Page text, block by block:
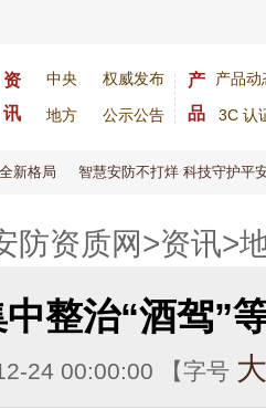
资
讯
中央 权威发布
地方 公示公告
产
品
产品动
3C 认
新格局 智慧安防不打烊 科技守护平安
防资质网>资讯>
整治“酒驾”
24 00:00:00 【字号 大